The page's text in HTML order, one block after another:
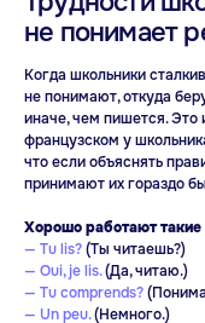
не понимает
Когда школьники
не понимают, откуда
иначе, чем пишется. Это
французском у
что если объяснять
принимают их гораздо
Хорошо работают такие
— Tu lis?(Ты читаешь?)
— Oui, je lis.(Да, читаю.)
— Tu comprends?
— Un peu.(Немного.)